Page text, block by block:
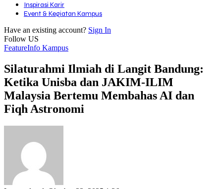
Inspirasi Karir
Event & Kegiatan Kampus
Have an existing account? Sign In
Follow US
FeatureInfo Kampus
Silaturahmi Ilmiah di Langit Bandung:
Ketika Unisba dan JAKIM-ILIM
Malaysia Bertemu Membahas AI dan
Fiqh Astronomi